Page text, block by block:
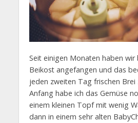
Seit einigen Monaten haben
Beikost angefangen und das
jeden zweiten Tag frischen Brei
Anfang habe ich das Gemüse
einem kleinen Topf mit wenig
dann in einem sehr alten